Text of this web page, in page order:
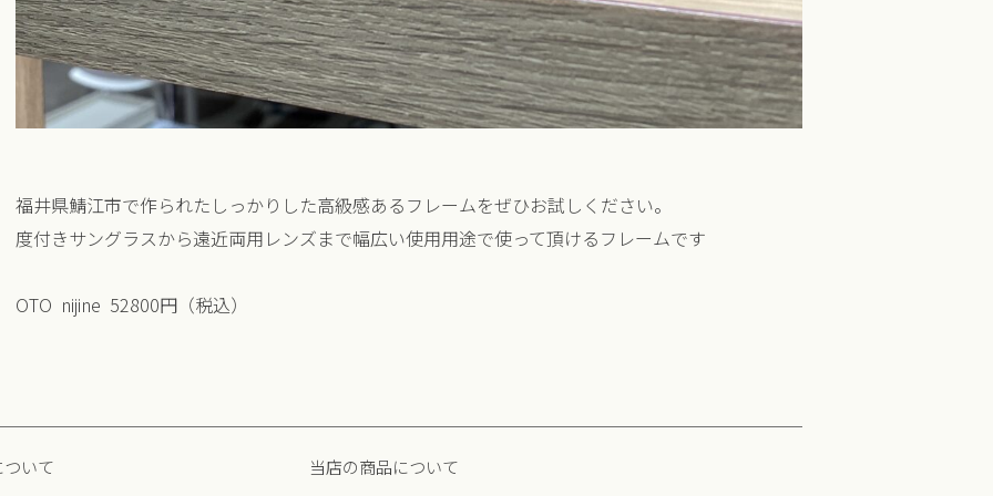
福井県鯖江市で作られたしっかりした高級感あるフレームをぜひお試しください。
度付きサングラスから遠近両用レンズまで幅広い使用用途で使って頂けるフレームです
OTO nijine 52800円（税込）
いて
当店の商品について